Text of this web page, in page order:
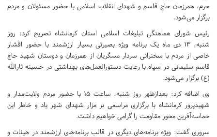
حرم، همرزمان حاج قاسم و شهدای انقلاب اسلامی با حضور مسئولان و مردم
برگزار می‌شود.
رئیس شورای هماهنگی تبلیغات اسلامی استان کرمانشاه تصریح کرد: روز
شنبه، ۱۳ دی ماه یک برنامه ویژه بصیرتی بسیار ارزشمند با حضور اقشار
خاصی از مردم با سخنرانی سردار مسگریان از همرزمان و دوستان شهید حاج
قاسم سلیمانی در سپاه با رعایت دستورالعمل‌های بهداشتی در حسینه ثارالله
(ع) برگزار می‌شود.
وی اضافه کرد: بعدازظهر روز شنبه، ساعت ۱۵ با حضور مردم ولایت‌مدار و
شهیدپرور کرمانشاه با برگزاری مراسمی بر مزار شهدای شهر یاد و خاطر این
حماسه‌آفرین محور مقاومت را گرامی خواهیم داشت.
سروری گفت: ویژه برنامه‌های دیگری در قالب برنامه‌های ارزشمند در هیئات و